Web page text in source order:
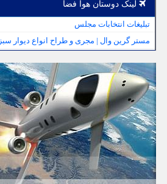
لینک دوستان هوا فضا
تبلیغات انتخابات مجلس
مستر گرین وال | مجری و طراح انواع دیوار سبز